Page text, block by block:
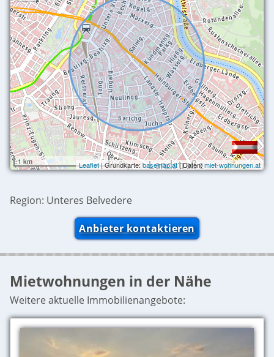
1 km Leaflet| Grundkarte: basemap.at| Daten:miet-wohnungen.at
Region: Unteres Belvedere
Anbieter kontaktieren
Mietwohnungen in der Nähe
Weitere aktuelle Immobilienangebote: